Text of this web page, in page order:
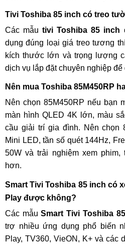
Tivi Toshiba 85 inch có treo
Các mẫutivi Toshiba 85 inch
dụng đúng loại giá treo tương
kích thước lớn và trọng lượng
dịch vụ lắp đặt chuyên nghiệp để
Nên mua Toshiba 85M450RP
Nên chọn 85M450RP nếu bạn
màn hình QLED 4K lớn, màu
cầu giải trí gia đình. Nên chọn
Mini LED, tần số quét 144Hz,
50W và trải nghiệm xem phim,
hơn.
Smart Tivi Toshiba 85 inch có
Play được không?
Các mẫuSmart Tivi Toshiba
trợ nhiều ứng dụng phổ biến
Play, TV360, VieON, K+ và các